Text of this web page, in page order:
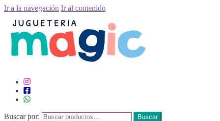
Ir a la navegación Ir al contenido
Buscar por:
Buscar